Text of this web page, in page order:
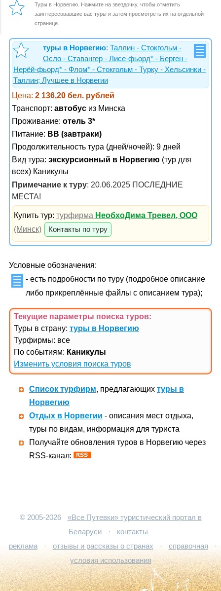
Туры в Норвегию. Нажмите на звездочку, чтобы отметить
заинтересовавшие вас туры и затем просмотреть их на отдельной
странице.
туры в Норвегию: Таллин - Стокгольм -
Осло - Ставангер - Лисе-фьорд* - Берген -
Нерёй-фьорд* - Флом* - Стокгольм - Турку - Хельсинки -
Таллин; Лучшее в Норвегии
Цена: 2 136,20 бел. рублей
Транспорт: автобус из Минска
Проживание: отель 3*
Питание: BB (завтраки)
Продолжительность тура (дней/ночей): 9 дней
Вид тура: экскурсионный в Норвегию (тур для
всех) Каникулы
Примечание к туру: 20.06.2025 ПОСЛЕДНИЕ
МЕСТА!
Купить тур:турфирма НеобхоДима Тревел, ООО
(Минск)
Контакты по туру
Условные обозначения:
- есть подробности по туру (подробное описание
либо прикреплённые файлы с описанием тура);
Текущие параметры поиска туров:
Туры в страну: туры в Норвегию
Турфирмы: все
По событиям: Каникулы
Изменить условия поиска туров
Список турфирм, предлагающих туры в
Норвегию
Отдых в Норвегии - описания мест отдыха,
туры по видам, информация для туриста
Получайте обновления туров в Норвегию через
RSS-канал:
© 2005-2026
«Все Путевки» туристический портал в
Беларуси
·
контакты
реклама
· отзывы и рассказы о странах · справочная
·
условия использования